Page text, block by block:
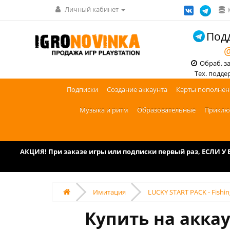
Личный кабинет
Обраб.
Тех.
Подписки
Создание аккаунта Карты
Музыка и ритм Образовательные
АКЦИЯ! При заказе игры или подписки первый раз, ЕСЛИ
Имитация LUCKY START PACK -
Купить на